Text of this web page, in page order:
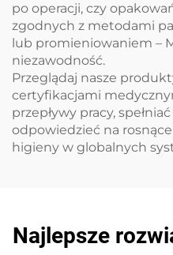
po operacji, czy
zgodnych z metodami
lub promieniowaniem –
niezawodność.
Przeglądaj nasze
certyfikacjami
przepływy pracy,
odpowiedzieć na
higieny w globalnych
Najlepsze